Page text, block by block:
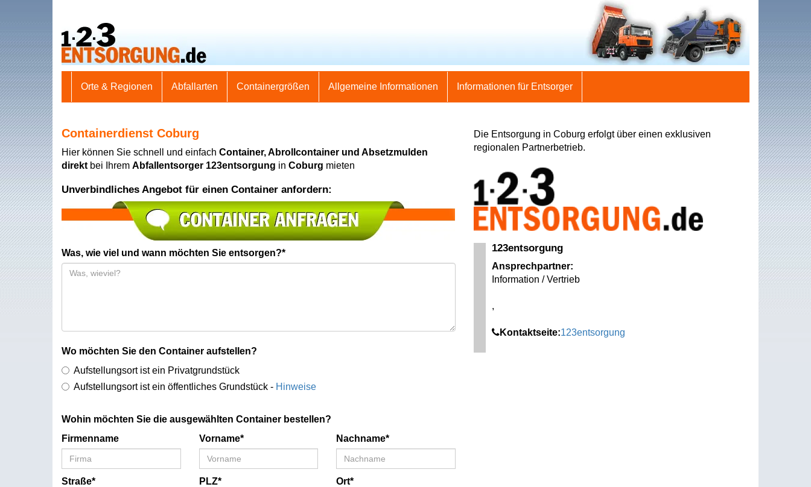
Orte & Regionen Abfallarten Containergrößen Allgemeine Informationen Informationen für Entsorger
Containerdienst Coburg
Hier können Sie schnell und einfach Container, Abrollcontainer und Absetzmulden
direkt bei Ihrem Abfallentsorger 123entsorgung in Coburg mieten
Unverbindliches Angebot für einen Container anfordern:
Was, wie viel und wann möchten Sie entsorgen?*
Wo möchten Sie den Container aufstellen?
Aufstellungsort ist ein Privatgrundstück
Aufstellungsort ist ein öffentliches Grundstück - Hinweise
Wohin möchten Sie die ausgewählten Container bestellen?
Firmenname
Vorname* Nachname*
Straße* PLZ* Ort*
Die Entsorgung in Coburg erfolgt über einen exklusiven
regionalen Partnerbetrieb.
123entsorgung
Ansprechpartner:
Information / Vertrieb
,
Kontaktseite:123entsorgung